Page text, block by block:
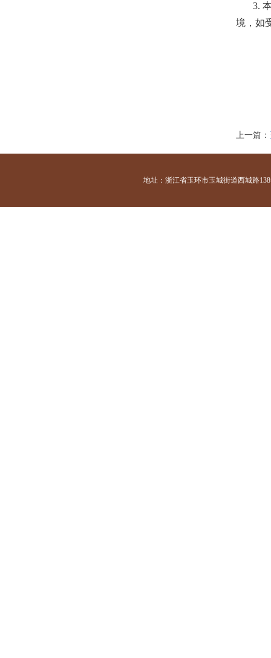
3.
境，如
上一篇：
地址：浙江省玉环市玉城街道西城路